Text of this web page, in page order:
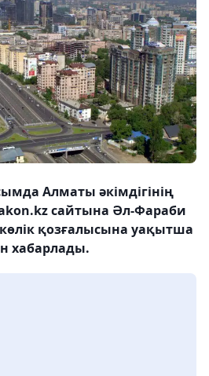
Алматы әкімдігінің
сайтына Әл-Фараби
қозғалысына уақытша
хабарлады.